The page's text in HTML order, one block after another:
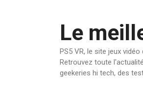
Le
PS5 VR, le site jeux
Retrouvez toute
geekeries hi tech, des